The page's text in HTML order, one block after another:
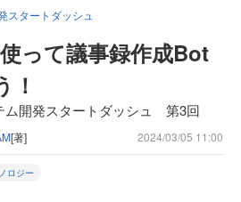
スタートダッシュ
って議事録作成Bot
！
ム開発スタートダッシュ 第3回
[著] 2024/03/05 11:00
ロジー